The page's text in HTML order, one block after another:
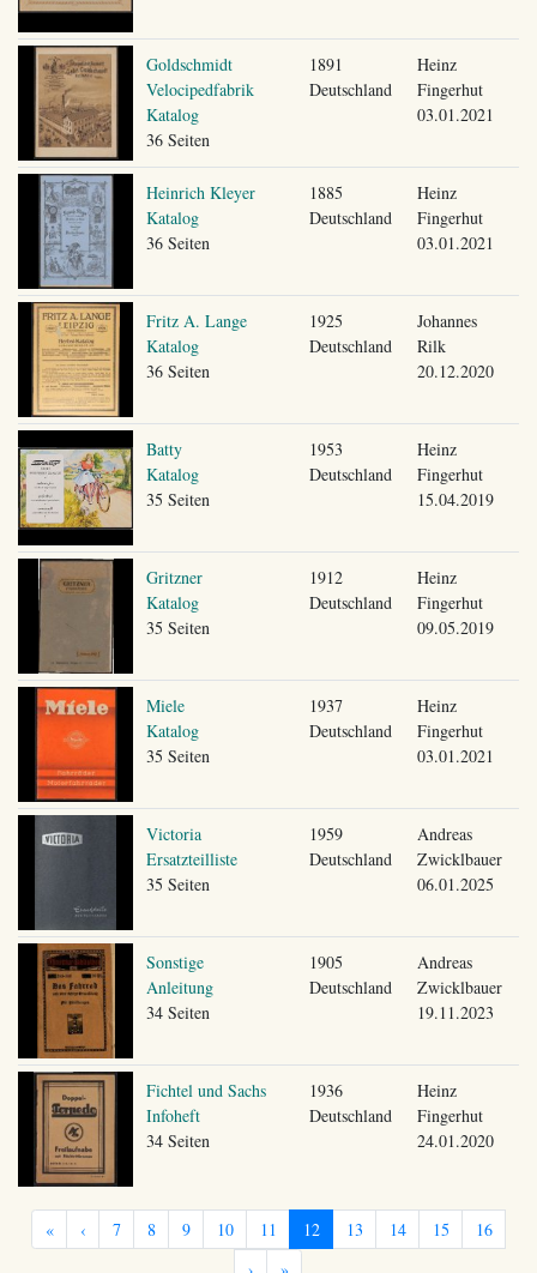
Goldschmidt
Velocipedfabrik
Katalog
36 Seiten
1891
Deutschland
Heinz
Fingerhut
03.01.2021
Heinrich Kleyer
Katalog
36 Seiten
1885
Deutschland
Heinz
Fingerhut
03.01.2021
Fritz A. Lange
Katalog
36 Seiten
1925
Deutschland
Johannes
Rilk
20.12.2020
Batty
Katalog
35 Seiten
1953
Deutschland
Heinz
Fingerhut
15.04.2019
Gritzner
Katalog
35 Seiten
1912
Deutschland
Heinz
Fingerhut
09.05.2019
Miele
Katalog
35 Seiten
1937
Deutschland
Heinz
Fingerhut
03.01.2021
Victoria
Ersatzteilliste
35 Seiten
1959
Deutschland
Andreas
Zwicklbauer
06.01.2025
Sonstige
Anleitung
34 Seiten
1905
Deutschland
Andreas
Zwicklbauer
19.11.2023
Fichtel und Sachs
Infoheft
34 Seiten
1936
Deutschland
Heinz
Fingerhut
24.01.2020
« ‹ 7 8 9 10 11 12 13 14 15
16
›
»